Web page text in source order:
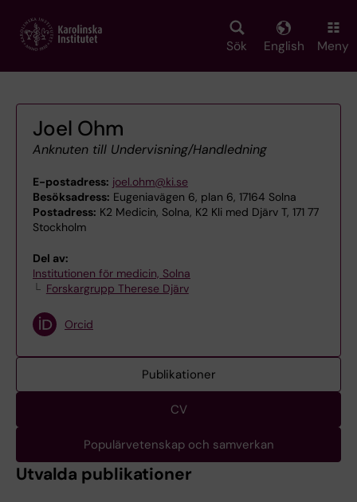
main
Sök English Meny
Joel Ohm
Anknuten till Undervisning/Handledning
E-postadress: joel.ohm@ki.se
Besöksadress: Eugeniavägen 6, plan 6, 17164 Solna
Postadress: K2 Medicin, Solna, K2 Kli med Djärv T, 171 77
Stockholm
Del av:
Institutionen för medicin, Solna
Forskargrupp Therese Djärv
Orcid
Publikationer
CV
Populärvetenskap och samverkan
Utvalda publikationer